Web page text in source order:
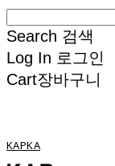
Search 검색
Log In 로그인
Cart장바구니
KAPKA